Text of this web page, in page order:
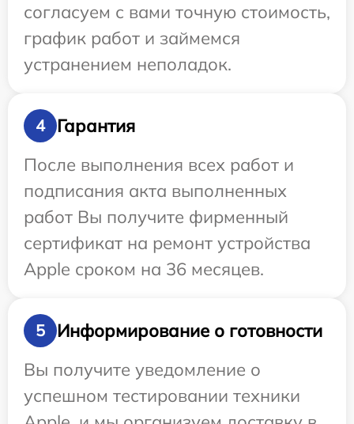
согласуем с вами точную стоимость,
график работ и займемся
устранением неполадок.
4
Гарантия
После выполнения всех работ и
подписания акта выполненных
работ Вы получите фирменный
сертификат на ремонт устройства
Apple сроком на 36 месяцев.
5
Информирование о готовности
Вы получите уведомление о
успешном тестировании техники